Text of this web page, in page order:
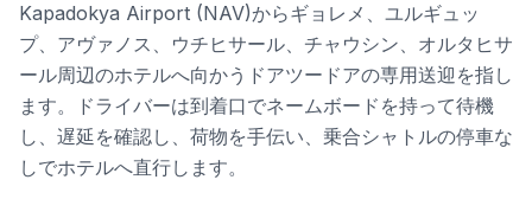
Kapadokya Airport (NAV)からギョレメ、ユルギュッ
プ、アヴァノス、ウチヒサール、チャウシン、オルタヒサ
ール周辺のホテルへ向かうドアツードアの専用送迎を指し
ます。ドライバーは到着口でネームボードを持って待機
し、遅延を確認し、荷物を手伝い、乗合シャトルの停車な
しでホテルへ直行します。